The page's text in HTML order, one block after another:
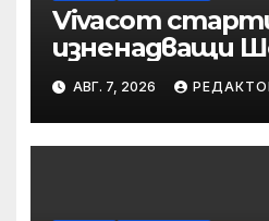
Vivacom
изненадващи
през август
онлайн
АВГ. 7, 2026